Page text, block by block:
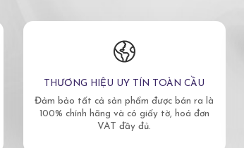
THƯƠNG HIỆU UY TÍN TOÀN CẦU
Đảm bảo tất cả sản phẩm được bán ra là
100% chính hãng và có giấy tờ, hoá đơn
VAT đầy đủ.